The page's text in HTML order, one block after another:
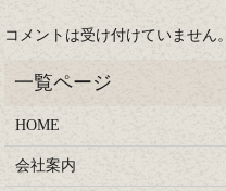
コメントは受け付けていません。
HOME
会社案内